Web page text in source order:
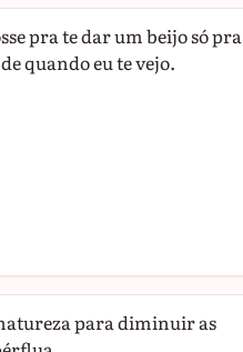
pra te dar um beijo só pra
quando eu te vejo.
para diminuir as